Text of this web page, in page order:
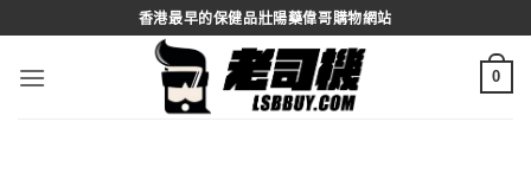
to
content
香港最早的保健品壯陽藥偉哥購物網站
0